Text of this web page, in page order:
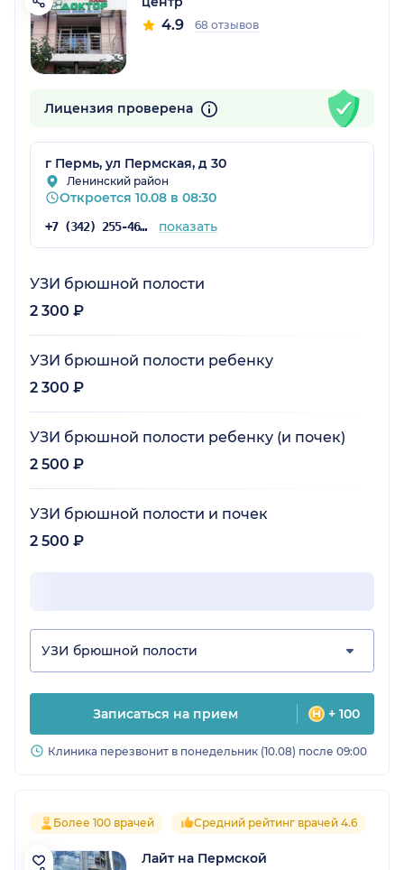
4.9 68 отзывов
Лицензия проверена
г Пермь, ул Пермская, д 30
Ленинский район
Откроется 10.08 в 08:30
+7 (342) 255-46-71 показать
УЗИ брюшной полости
2 300 ₽
УЗИ брюшной полости ребенку
2 300 ₽
УЗИ брюшной полости ребенку (и почек)
2 500 ₽
УЗИ брюшной полости и почек
2 500 ₽
УЗИ брюшной полости
Записаться на прием + 100
Клиника перезвонит в понедельник (10.08) после 09:00
Более 100 врачей Средний рейтинг врачей 4.6
Лайт на Пермской